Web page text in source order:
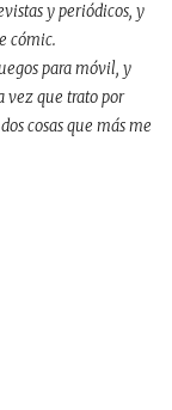
y periódicos, y
cómic.
para móvil, y
vez que trato por
cosas que más me